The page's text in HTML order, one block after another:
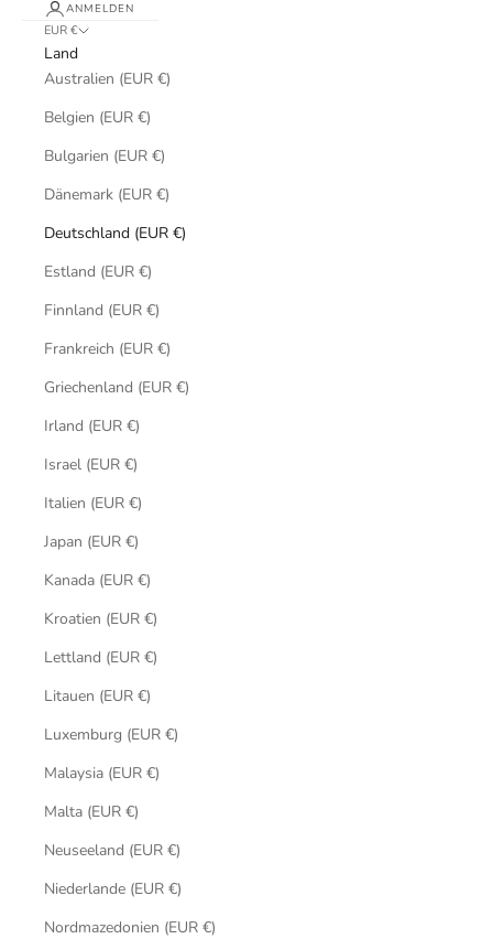
ANMELDEN
EUR €
Land
Australien (EUR €)
Belgien (EUR €)
Bulgarien (EUR €)
Dänemark (EUR €)
Deutschland (EUR €)
Estland (EUR €)
Finnland (EUR €)
Frankreich (EUR €)
Griechenland (EUR €)
Irland (EUR €)
Israel (EUR €)
Italien (EUR €)
Japan (EUR €)
Kanada (EUR €)
Kroatien (EUR €)
Lettland (EUR €)
Litauen (EUR €)
Luxemburg (EUR €)
Malaysia (EUR €)
Malta (EUR €)
Neuseeland (EUR €)
Niederlande (EUR €)
Nordmazedonien (EUR €)